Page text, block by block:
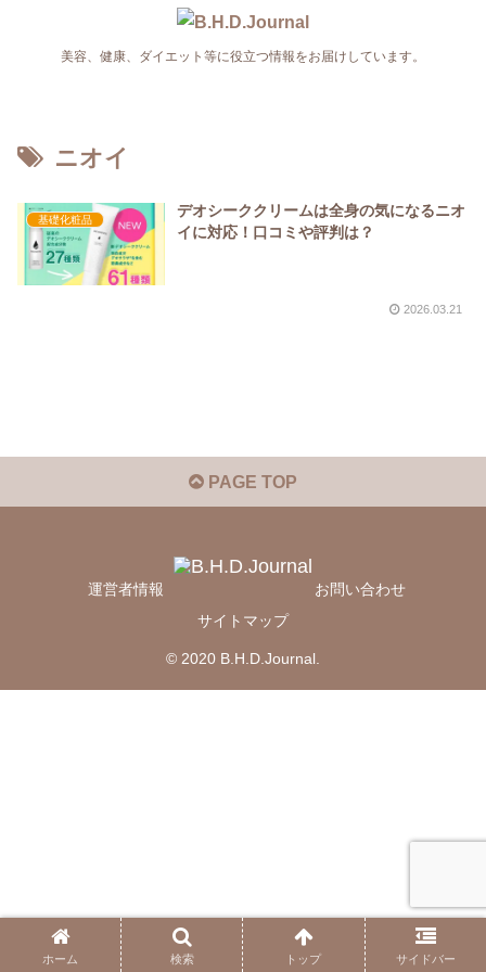
美容、健康、ダイエット等に役立つ情報をお届けしています。
ニオイ
基礎化粧品
デオシーククリームは全身の気になるニオ
イに対応！口コミや評判は？
2026.03.21
PAGE TOP
運営者情報
お問い合わせ
サイトマップ
© 2020 B.H.D.Journal.
ホーム 検索 トップ サイドバー